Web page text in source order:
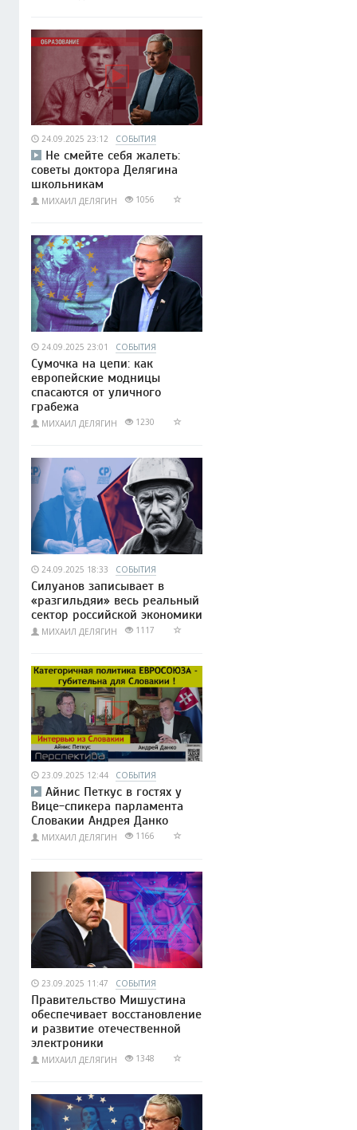
24.09.2025 23:12 СОБЫТИЯ
Не смейте себя жалеть:
советы доктора Делягина
школьникам
МИХАИЛ ДЕЛЯГИН 1056
24.09.2025 23:01 СОБЫТИЯ
Сумочка на цепи: как
европейские модницы
спасаются от уличного
грабежа
МИХАИЛ ДЕЛЯГИН 1230
24.09.2025 18:33 СОБЫТИЯ
Силуанов записывает в
«разгильдяи» весь реальный
сектор российской экономики
МИХАИЛ ДЕЛЯГИН 1117
23.09.2025 12:44 СОБЫТИЯ
Айнис Петкус в гостях у
Вице-спикера парламента
Словакии Андрея Данко
МИХАИЛ ДЕЛЯГИН 1166
23.09.2025 11:47 СОБЫТИЯ
Правительство Мишустина
обеспечивает восстановление
и развитие отечественной
электроники
МИХАИЛ ДЕЛЯГИН 1348